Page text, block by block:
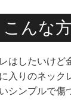
こんな
はしたいけど
入りのネック
シンプルで傷